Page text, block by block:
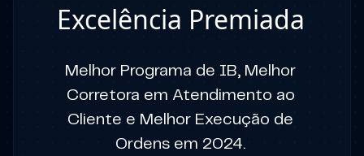
Excelência Premiada
Melhor Programa de IB, Melhor
Corretora em Atendimento ao
Cliente e Melhor Execução de
Ordens em 2024.